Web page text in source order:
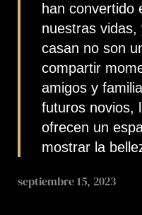
han convertido
nuestras
casan no son
compartir
amigos y
futuros novios,
ofrecen un
mostrar la
septiembre 15, 2023